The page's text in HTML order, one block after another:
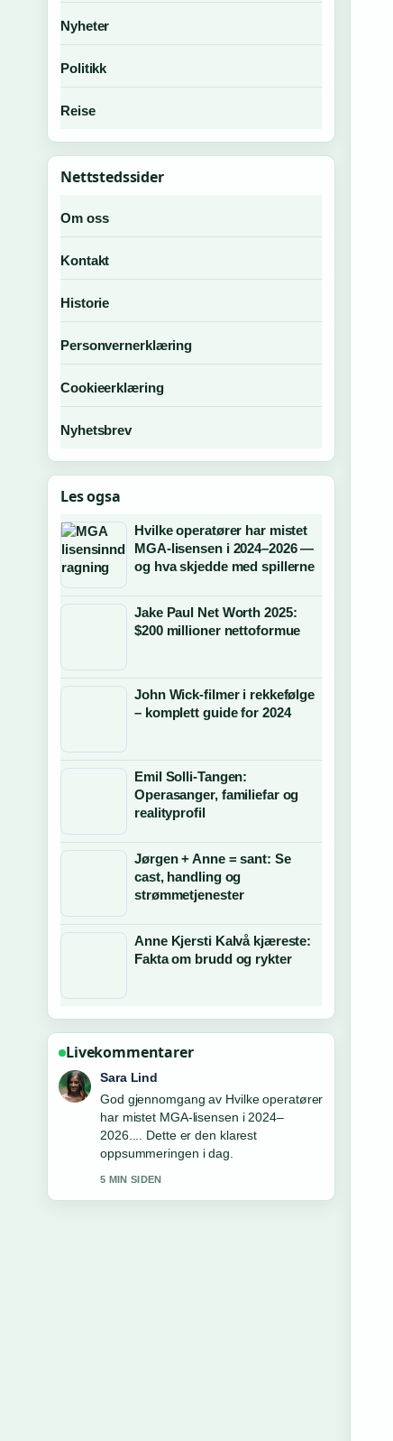
Nyheter
Politikk
Reise
Nettstedssider
Om oss
Kontakt
Historie
Personvernerklæring
Cookieerklæring
Nyhetsbrev
Les ogsa
Hvilke operatører har mistet
MGA-lisensen i 2024–2026 —
og hva skjedde med spillerne
Jake Paul Net Worth 2025:
$200 millioner nettoformue
John Wick-filmer i rekkefølge
– komplett guide for 2024
Emil Solli-Tangen:
Operasanger, familiefar og
realityprofil
Jørgen + Anne = sant: Se
cast, handling og
strømmetjenester
Anne Kjersti Kalvå kjæreste:
Fakta om brudd og rykter
Livekommentarer
Ingrid Nilsen
Folgjer Slik finner du trygge og raske
norske... tett – setter pris pa den
balanserte tonen her.
7 MIN SIDEN